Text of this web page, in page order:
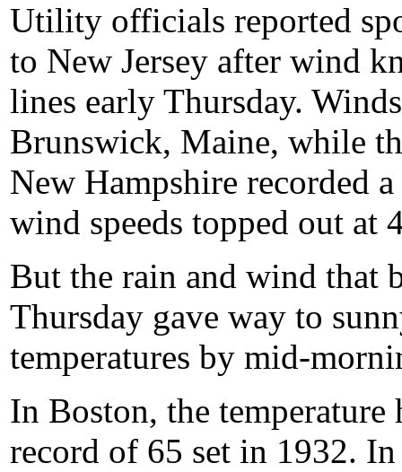
Utility officials reported
to New Jersey after wind
lines early Thursday.
Brunswick, Maine, while
New Hampshire recorded
wind speeds topped out at
But the rain and wind that
Thursday gave way to
temperatures by mid-
In Boston, the
record of 65 set in 1932.